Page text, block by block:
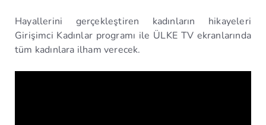
Hayallerini gerçekleştiren kadınların hikayeleri
Girişimci Kadınlar programı ile ÜLKE TV ekranlarında
tüm kadınlara ilham verecek.